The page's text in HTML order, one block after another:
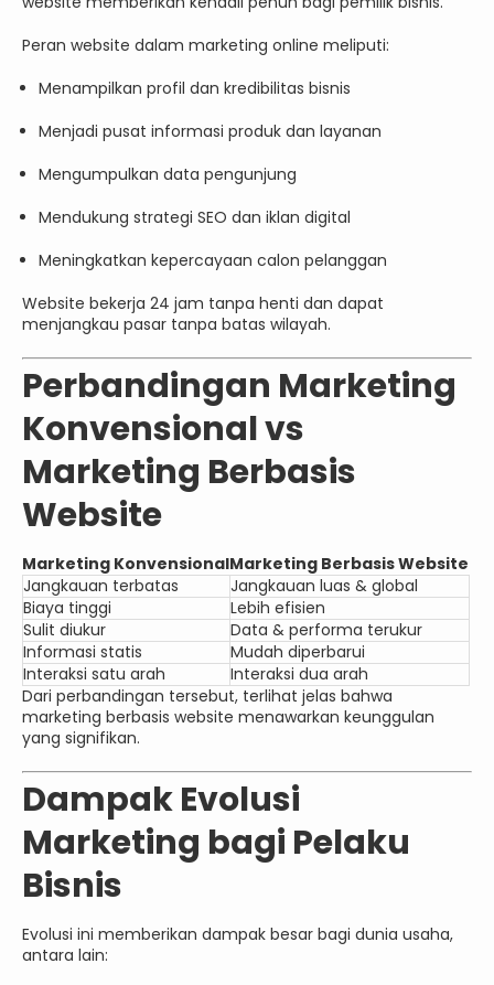
Peran website dalam marketing online meliputi:
Menampilkan profil dan kredibilitas bisnis
Menjadi pusat informasi produk dan layanan
Mengumpulkan data pengunjung
Mendukung strategi SEO dan iklan digital
Meningkatkan kepercayaan calon pelanggan
Website bekerja 24 jam tanpa henti dan dapat
menjangkau pasar tanpa batas wilayah.
Perbandingan Marketing
Konvensional vs
Marketing Berbasis
Website
Marketing KonvensionalMarketing Berbasis Website
Jangkauan terbatas
Jangkauan luas & global
Biaya tinggi
Lebih efisien
Sulit diukur
Data & performa terukur
Informasi statis
Mudah diperbarui
Interaksi satu arah
Interaksi dua arah
Dari perbandingan tersebut, terlihat jelas bahwa
marketing berbasis website menawarkan keunggulan
yang signifikan.
Dampak Evolusi
Marketing bagi Pelaku
Bisnis
Evolusi ini memberikan dampak besar bagi dunia usaha,
antara lain: